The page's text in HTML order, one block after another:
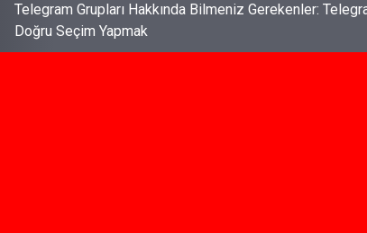
İş Davaları: Haklarınızı Bilmek ve Koruma Altına Almak